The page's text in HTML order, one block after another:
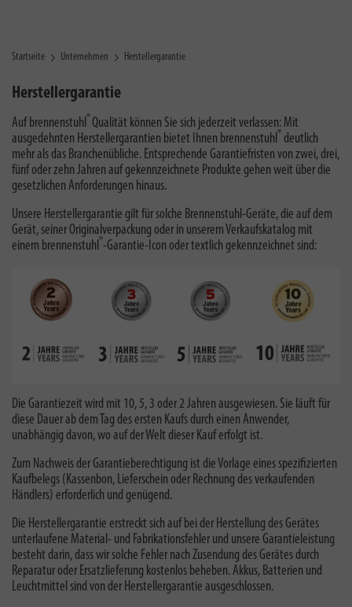
Startseite Unternehmen Herstellergarantie
Herstellergarantie
Auf brennenstuhl®Qualität können Sie sich jederzeit verlassen: Mit
ausgedehnten Herstellergarantien bietet Ihnen brennenstuhl® deutlich
mehr als das Branchenübliche. Entsprechende Garantiefristen von zwei, drei,
fünf oder zehn Jahren auf gekennzeichnete Produkte gehen weit über die
gesetzlichen Anforderungen hinaus.
Unsere Herstellergarantie gilt für solche Brennenstuhl-Geräte, die auf dem
Gerät, seiner Originalverpackung oder in unserem Verkaufskatalog mit
einem brennenstuhl®-Garantie-Icon oder textlich gekennzeichnet sind:
Die Garantiezeit wird mit 10, 5, 3 oder 2 Jahren ausgewiesen. Sie läuft für
diese Dauer ab dem Tag des ersten Kaufs durch einen Anwender,
unabhängig davon, wo auf der Welt dieser Kauf erfolgt ist.
Zum Nachweis der Garantieberechtigung ist die Vorlage eines spezifizierten
Kaufbelegs (Kassenbon, Lieferschein oder Rechnung des verkaufenden
Händlers) erforderlich und genügend.
Die Herstellergarantie erstreckt sich auf bei der Herstellung des Gerätes
unterlaufene Material- und Fabrikationsfehler und unsere Garantieleistung
besteht darin, dass wir solche Fehler nach Zusendung des Gerätes durch
Reparatur oder Ersatzlieferung kostenlos beheben. Akkus, Batterien und
Leuchtmittel sind von der Herstellergarantie ausgeschlossen.